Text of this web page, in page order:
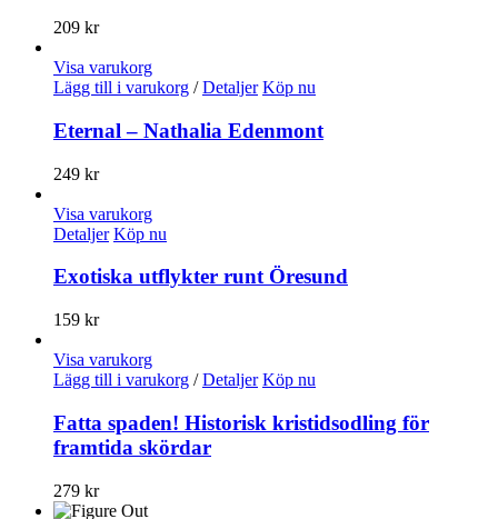
209 kr
Visa varukorg
Lägg till i varukorg / Detaljer Köp nu
Eternal – Nathalia Edenmont
249 kr
Visa varukorg
Detaljer Köp nu
Exotiska utflykter runt Öresund
159 kr
Visa varukorg
Lägg till i varukorg / Detaljer Köp nu
Fatta spaden! Historisk kristidsodling för
framtida skördar
279 kr